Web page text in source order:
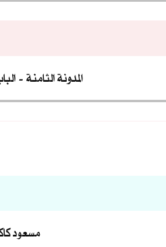
المدونة الثامنة
مسعود